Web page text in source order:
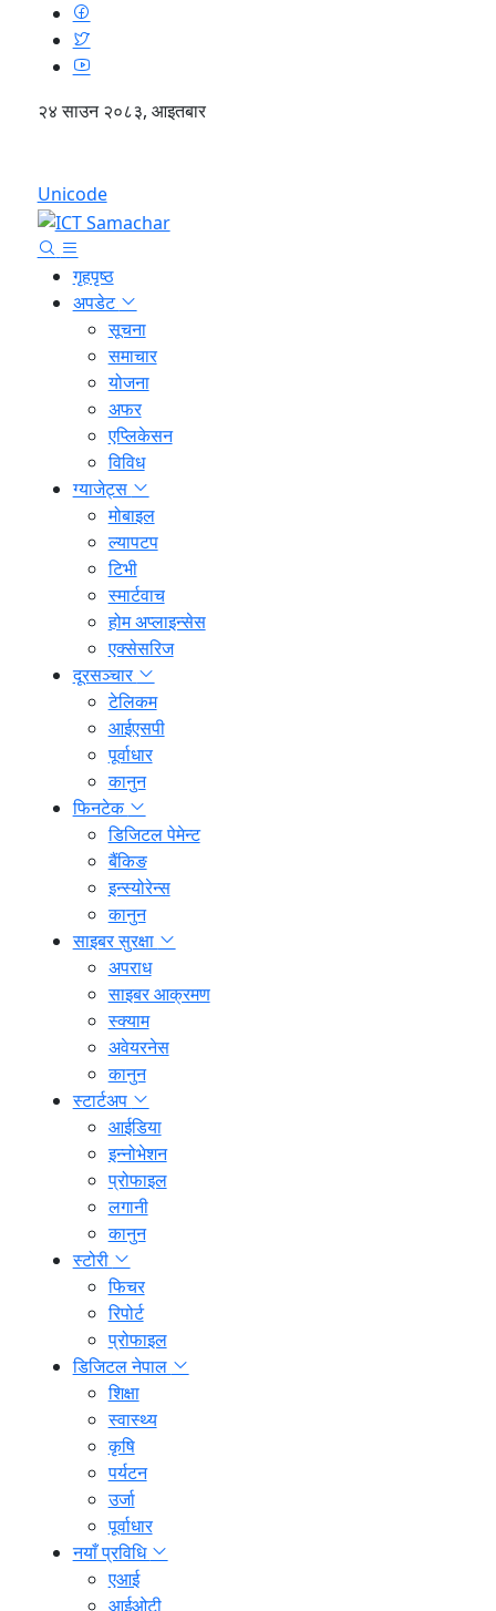
२४ साउन २०८३, आइतबार
Unicode
गृहपृष्ठ
अपडेट
सूचना
समाचार
योजना
अफर
एप्लिकेसन
विविध
ग्याजेट्स
मोबाइल
ल्यापटप
टिभी
स्मार्टवाच
होम अप्लाइन्सेस
एक्सेसरिज
दूरसञ्चार
टेलिकम
आईएसपी
पूर्वाधार
कानुन
फिनटेक
डिजिटल पेमेन्ट
बैंकिङ
इन्स्योरेन्स
कानुन
साइबर सुरक्षा
अपराध
साइबर आक्रमण
स्क्याम
अवेयरनेस
कानुन
स्टार्टअप
आईडिया
इन्नोभेशन
प्रोफाइल
लगानी
कानुन
स्टोरी
फिचर
रिपोर्ट
प्रोफाइल
डिजिटल नेपाल
शिक्षा
स्वास्थ्य
कृषि
पर्यटन
उर्जा
पूर्वाधार
नयाँ प्रविधि
एआई
आईओटी